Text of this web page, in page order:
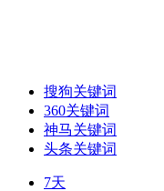
搜狗关键词
360关键词
神马关键词
头条关键词
7天